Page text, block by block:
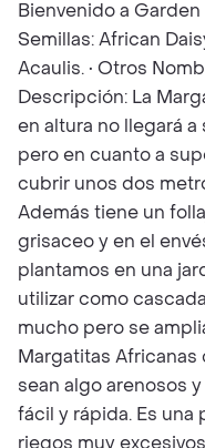
Bienvenido a Garden
Semillas: African
Acaulis. • Otros
Descripción: La
en altura no llegará
pero en cuanto a
cubrir unos dos
Además tiene un
grisaceo y en el
plantamos en una
utilizar como
mucho pero se
Margatitas
sean algo arenosos
fácil y rápida. Es
riegos muy